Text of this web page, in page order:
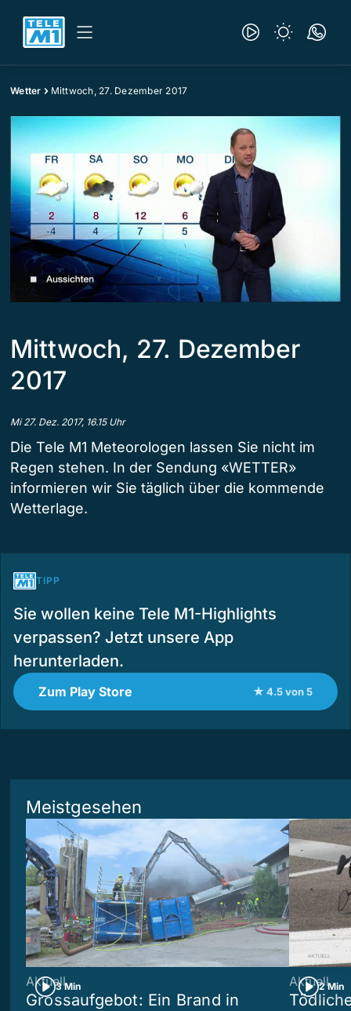
Wetter Mittwoch, 27. Dezember 2017
Mittwoch, 27. Dezember
2017
Mi 27. Dez. 2017, 16.15 Uhr
Die Tele M1 Meteorologen lassen Sie nicht im
Regen stehen. In der Sendung «WETTER»
informieren wir Sie täglich über die kommende
Wetterlage.
TIPP
Sie wollen keine Tele M1-Highlights
verpassen? Jetzt unsere App
herunterladen.
Zum Play Store ★ 4.5 von 5
Meistgesehen
3 Min
Aktuell
Grossaufgebot: Ein Brand in
2 Min
Aktuell